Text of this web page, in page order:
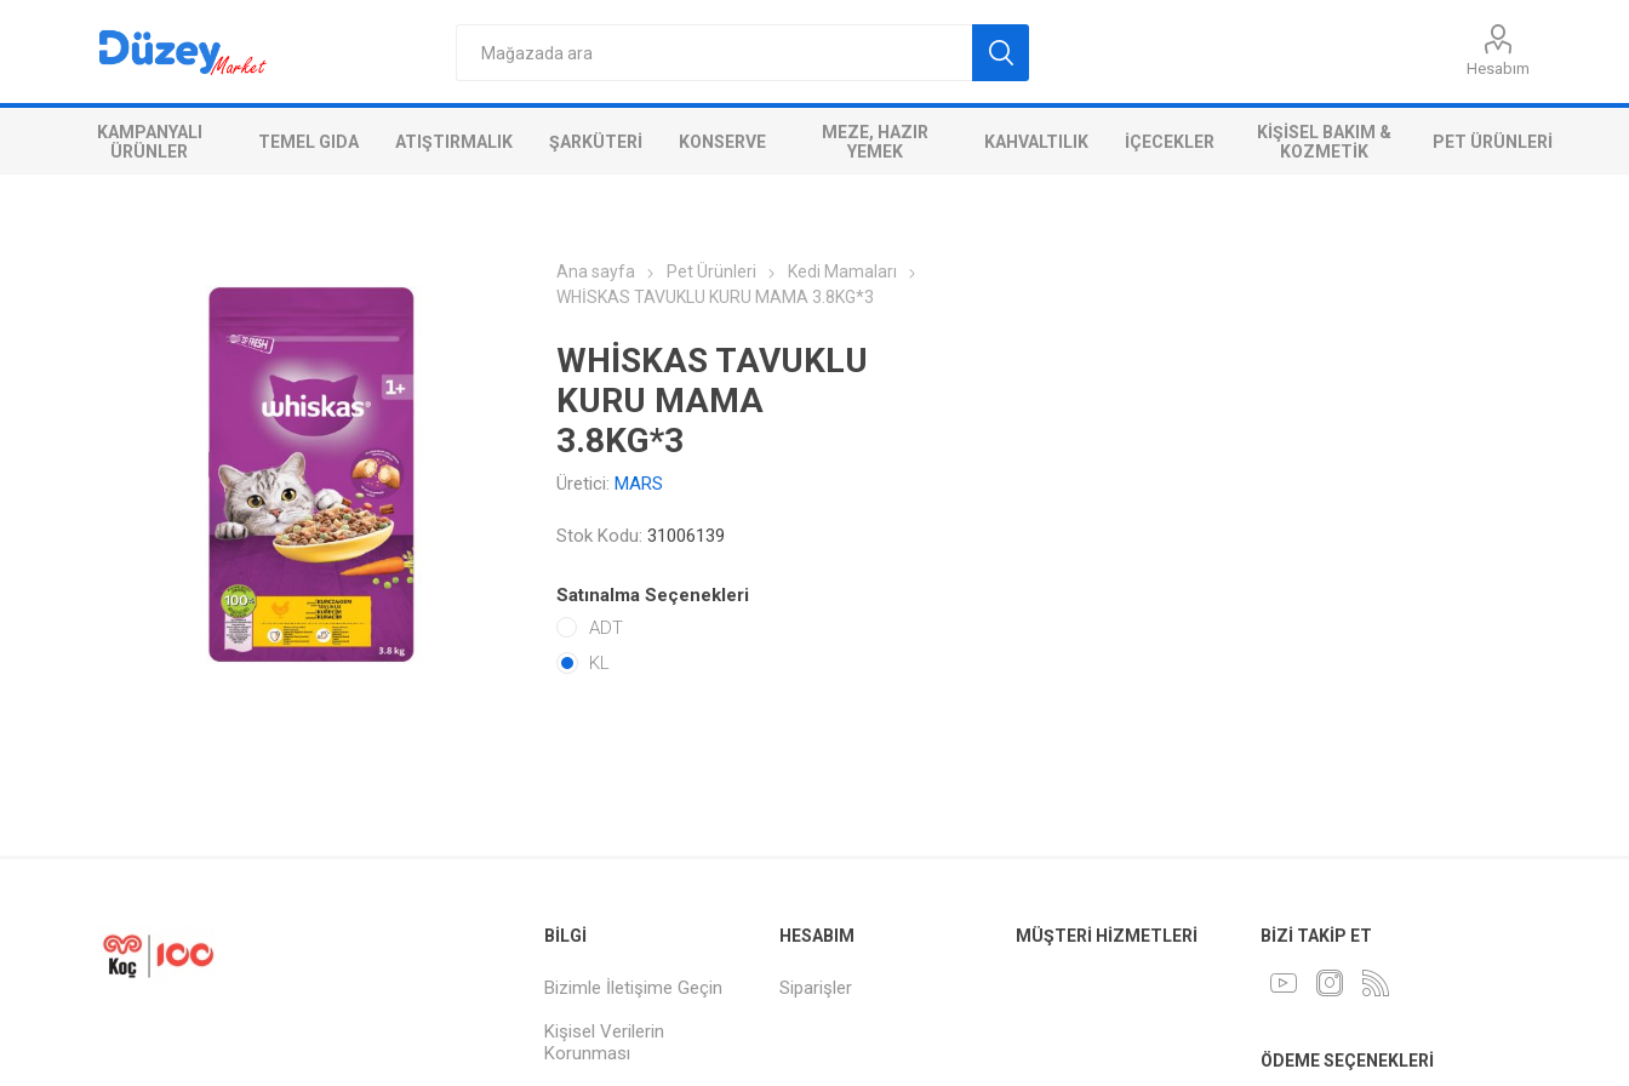
Hesabım
KAMPANYALI
ÜRÜNLER
TEMEL GIDA ATIŞTIRMALIK ŞARKÜTERI KONSERVE
MEZE, HAZIR
YEMEK
KAHVALTILIK İÇECEKLER
KIŞISEL BAKIM &
KOZMETIK
PET ÜRÜNLERI
Ana sayfa Pet Ürünleri
Kedi Mamaları
WHİSKAS TAVUKLU KURU MAMA 3.8KG*3
WHİSKAS TAVUKLU
KURU MAMA
3.8KG*3
Üretici: MARS
Stok Kodu: 31006139
Satınalma Seçenekleri
ADT
KL
BILGI
Bizimle İletişime Geçin
Kişisel Verilerin
Korunması
HESABIM
Siparişler
MÜŞTERI HIZMETLERI BIZI TAKIP ET
ÖDEME SEÇENEKLERI